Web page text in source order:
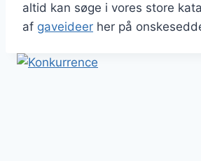
altid kan søge i vores store
af gaveideer her på